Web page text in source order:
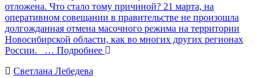
отложена. Что стало тому причиной? 21 марта, на
оперативном совещании в правительстве не произошла
долгожданная отмена масочного режима на территории
Новосибирской области, как во многих других регионах
России.
… Подробнее
Светлана Лебедева